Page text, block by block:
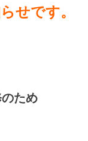
せです。
ため